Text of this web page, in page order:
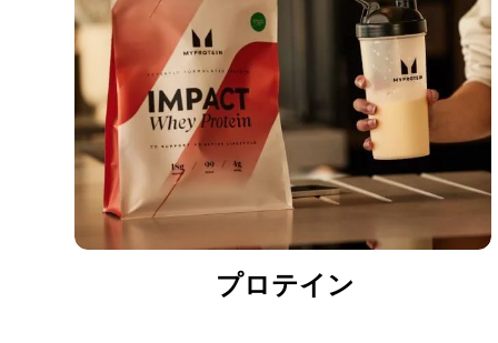
プロテイン